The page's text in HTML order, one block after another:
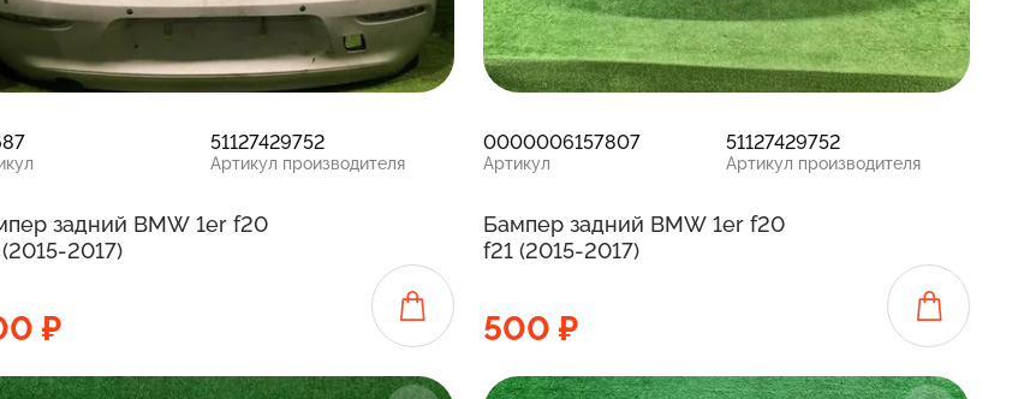
51127429752
Артикул производителя
задний BMW 1er f20
2017)
₽
0000006157807
Артикул
51127429752
Артикул производителя
Бампер задний BMW 1er f20
f21 (2015-2017)
500 ₽